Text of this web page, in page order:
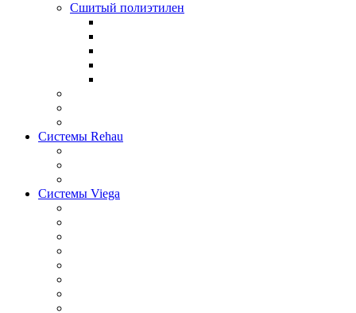
Сшитый полиэтилен
Системы Rehau
Системы Viega